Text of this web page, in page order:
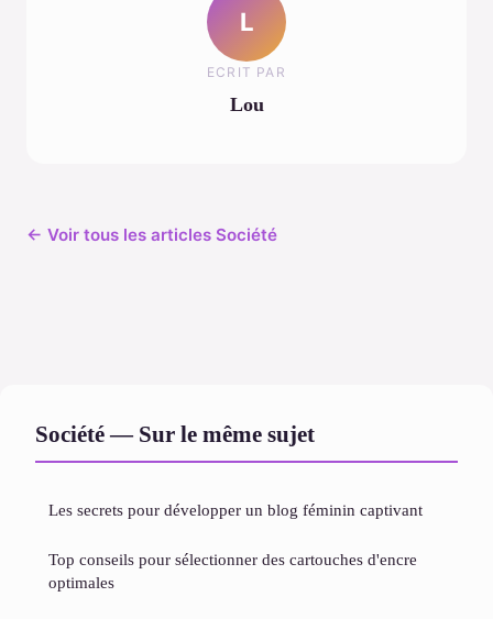
L
ECRIT PAR
Lou
← Voir tous les articles Société
Société — Sur le même sujet
Les secrets pour développer un blog féminin captivant
Top conseils pour sélectionner des cartouches d'encre
optimales